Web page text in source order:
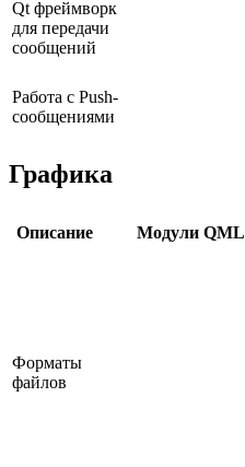
Qt фреймворк
для передачи
сообщений
Работа с Push-
сообщениями
Графика
Описание Модули QML
Форматы
файлов